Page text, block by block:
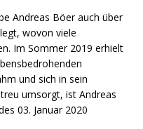
Andreas Böer auch über
wovon viele
Im Sommer 2019 erhielt
und sich in sein
umsorgt, ist Andreas
03. Januar 2020